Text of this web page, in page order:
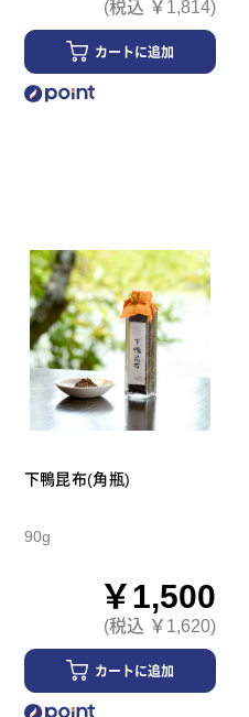
(税込 ￥1,814)
カートに追加
下鴨昆布(角瓶)
90g
￥1,500
(税込 ￥1,620)
カートに追加